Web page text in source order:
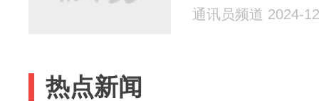
通讯员频道 2024-
热点新闻